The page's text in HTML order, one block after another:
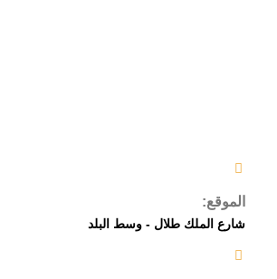
الموقع:
شارع الملك طلال - وسط البلد